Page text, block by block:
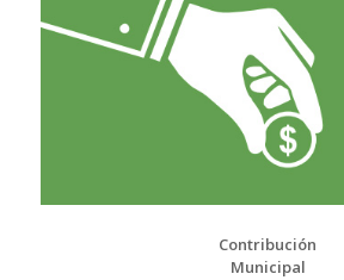
Contribución
Municipal